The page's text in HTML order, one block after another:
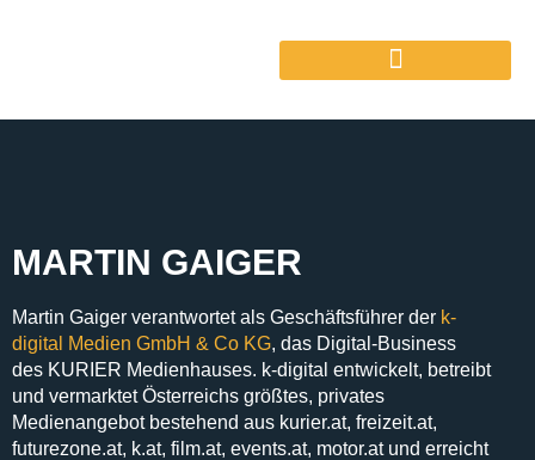
MARTIN GAIGER
Martin Gaiger verantwortet als Geschäftsführer der k-
digital Medien GmbH & Co KG, das Digital-Business
des KURIER Medienhauses. k-digital entwickelt, betreibt
und vermarktetÖsterreichs größtes, privates
Medienangebotbestehend aus kurier.at, freizeit.at,
futurezone.at, k.at, film.at, events.at, motor.atund erreicht